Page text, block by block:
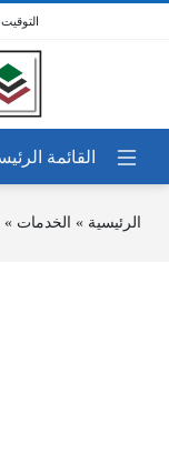
الرئيسية » الخدمات »